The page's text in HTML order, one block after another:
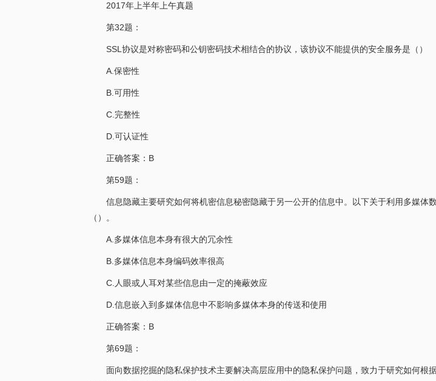
2017年上半年上午真题
第32题：
SSL协议是对称密码和公钥密码技术相结合的协议，该协议不能提供的安全服务是（）
A.保密性
B.可用性
C.完整性
D.可认证性
正确答案：B
第59题：
信息隐藏主要研究如何将机密信息秘密隐藏于另一公开的信息中。以下关于利用多媒体
（）。
A.多媒体信息本身有很大的冗余性
B.多媒体信息本身编码效率很高
C.人眼或人耳对某些信息由一定的掩蔽效应
D.信息嵌入到多媒体信息中不影响多媒体本身的传送和使用
正确答案：B
第69题：
面向数据挖掘的隐私保护技术主要解决高层应用中的隐私保护问题，致力于研究如何根